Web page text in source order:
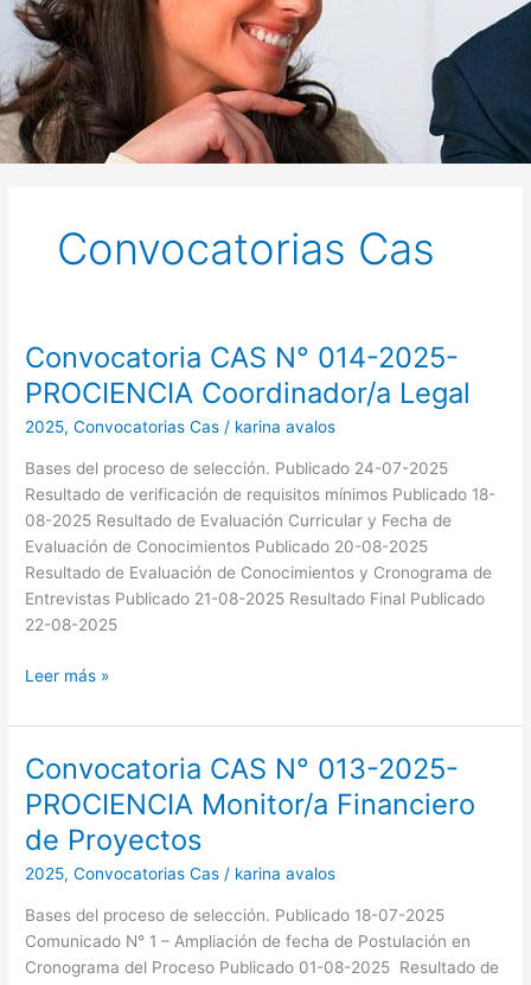
Convocatorias Cas
Convocatoria CAS N° 014-2025-
PROCIENCIA Coordinador/a Legal
2025,Convocatorias Cas / karina avalos
Bases del proceso de selección. Publicado 24-07-2025
Resultado de verificación de requisitos mínimos Publicado 18-
08-2025 Resultado de Evaluación Curricular y Fecha de
Evaluación de Conocimientos Publicado 20-08-2025
Resultado de Evaluación de Conocimientos y Cronograma de
Entrevistas Publicado 21-08-2025 Resultado Final Publicado
22-08-2025
Convocatoria
CAS
N°
014-
PROCIENCIA
Leer más »
Convocatoria CAS N° 013-2025-
PROCIENCIA Monitor/a Financiero
de Proyectos
2025,Convocatorias Cas / karina avalos
Bases del proceso de selección. Publicado 18-07-2025
Comunicado N° 1 – Ampliación de fecha de Postulación en
Cronograma del Proceso Publicado 01-08-2025 Resultado de
Convocatoria
CAS
N°
013-
2025-
Monitor/a
Financiero
de